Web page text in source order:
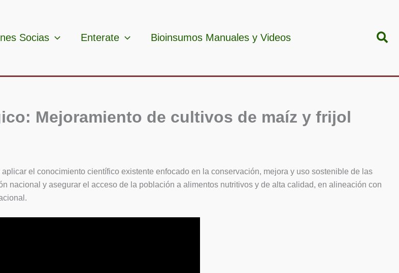
Socias Enterate Bioinsumos Manuales y Videos
Mejoramiento de cultivos de maíz y frijol
el conocimiento científico existente enfocado en la conservación, mejora y uso sostenible de las
nacional y asegurar el acceso de la población a alimentos nutritivos y de alta calidad, en alineación con